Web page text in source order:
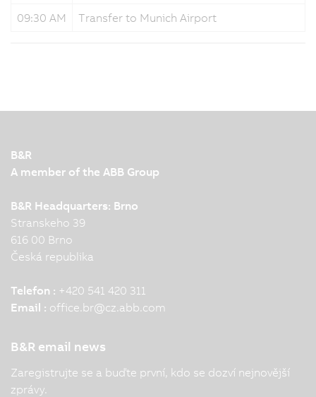
09:30 AM
Transfer to Munich Airport
B&R
A member of the ABB Group
B&R Headquarters: Brno
Stranskeho 39
616 00 Brno
Česká republika
Telefon : +420 541 420 311
Email : office.br@cz.abb.com
B&R email news
Zaregistrujte se a buďte první, kdo se dozví nejnovější
zprávy.